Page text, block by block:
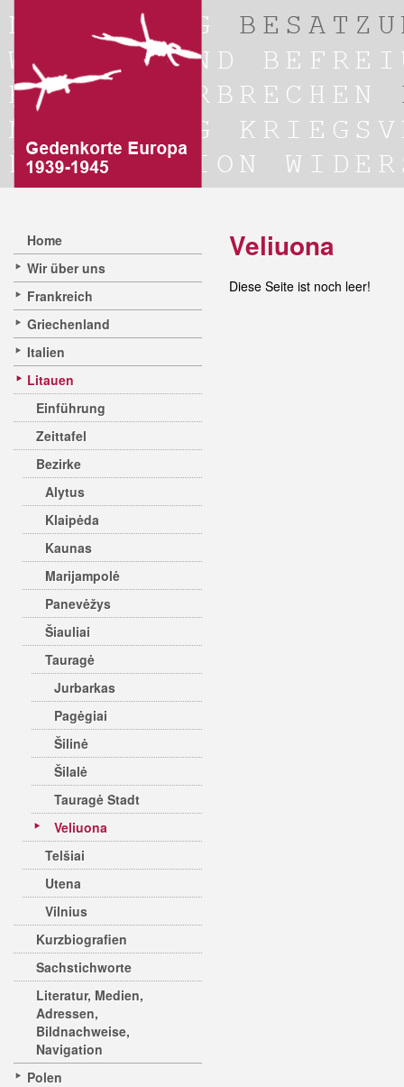
Home
Wir über uns
Frankreich
Griechenland
Italien
Litauen
Einführung
Zeittafel
Bezirke
Alytus
Klaipėda
Kaunas
Marijampolė
Panevėžys
Šiauliai
Tauragė
Jurbarkas
Pagėgiai
Šilinė
Šilalė
Tauragė Stadt
Veliuona
Telšiai
Utena
Vilnius
Kurzbiografien
Sachstichworte
Literatur, Medien,
Adressen,
Bildnachweise,
Navigation
Polen
Veliuona
Diese Seite ist noch leer!